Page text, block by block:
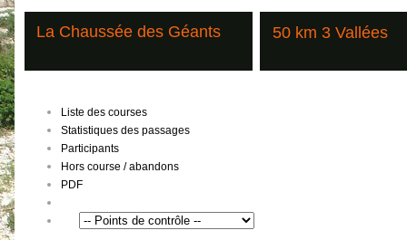
La Chaussée des Géants 50 km 3 Vallées
Liste des courses
Statistiques des passages
Participants
Hors course / abandons
PDF